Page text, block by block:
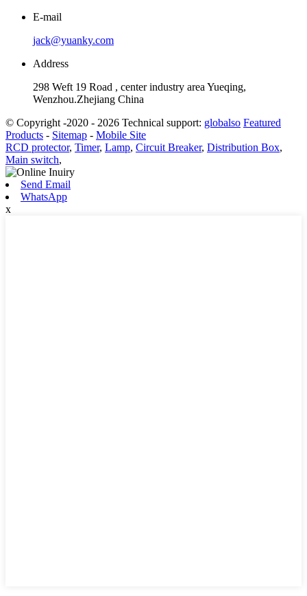
E-mail
jack@yuanky.com
Address
298 Weft 19 Road , center industry area Yueqing,
Wenzhou.Zhejiang China
© Copyright -2020 - 2026 Technical support: globalso Featured
Products - Sitemap - Mobile Site
RCD protector, Timer, Lamp, Circuit Breaker, Distribution Box,
Main switch,
Send Email
WhatsApp
x